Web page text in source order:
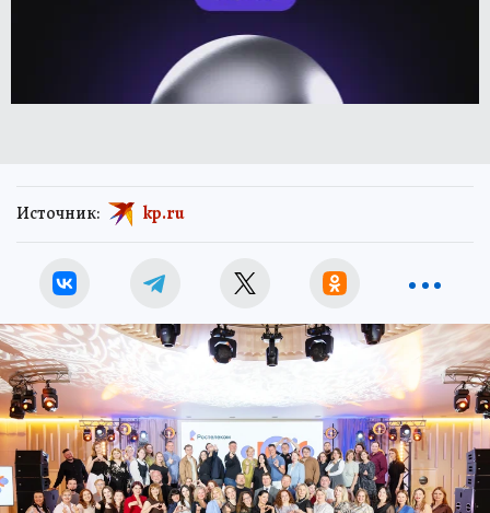
Источник: kp.ru